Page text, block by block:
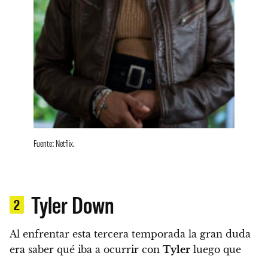
Fuente: Netflix.
2 Tyler Down
Al enfrentar esta tercera temporada la gran duda
era saber qué iba a ocurrir con Tyler luego que